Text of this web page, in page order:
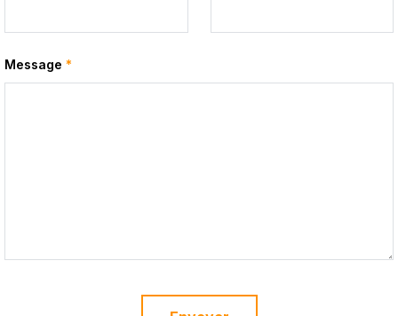
Message *